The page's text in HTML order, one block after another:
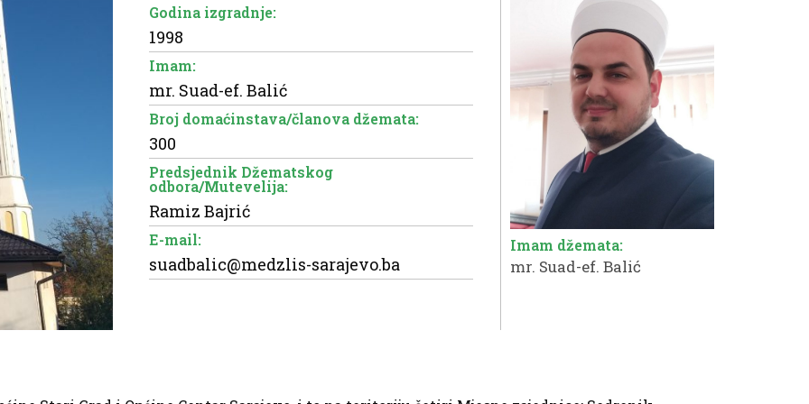
Godina izgradnje:
1998
Imam:
mr. Suad-ef. Balić
Broj domaćinstava/članova džemata:
300
Predsjednik Džematskog
odbora/Mutevelija:
Ramiz Bajrić
E-mail:
suadbalic@medzlis-sarajevo.ba
Imam džemata:
mr. Suad-ef. Balić